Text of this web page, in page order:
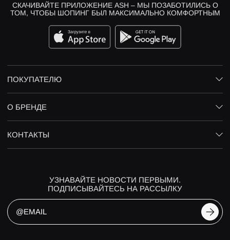
СКАЧИВАЙТЕ ПРИЛОЖЕНИЕ ASH – МЫ ПОЗАБОТИЛИСЬ О
ТОМ, ЧТОБЫ ШОПИНГ БЫЛ МАКСИМАЛЬНО КОМФОРТНЫМ
ПОКУПАТЕЛЮ
О БРЕНДЕ
КОНТАКТЫ
УЗНАВАЙТЕ НОВОСТИ ПЕРВЫМИ.
ПОДПИСЫВАЙТЕСЬ НА РАССЫЛКУ